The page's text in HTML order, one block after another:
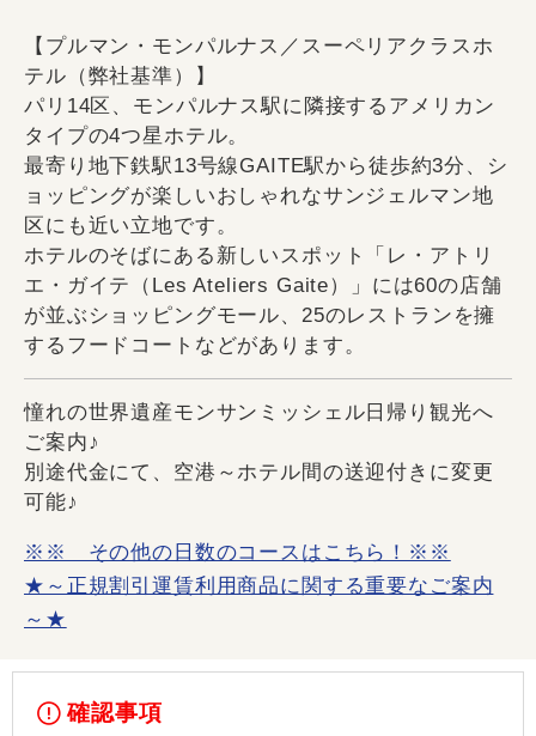
【プルマン・モンパルナス／スーペリアクラスホ
テル（弊社基準）】
パリ14区、モンパルナス駅に隣接するアメリカン
タイプの4つ星ホテル。
最寄り地下鉄駅13号線GAITE駅から徒歩約3分、シ
ョッピングが楽しいおしゃれなサンジェルマン地
区にも近い立地です。
ホテルのそばにある新しいスポット「レ・アトリ
エ・ガイテ（Les Ateliers Gaite）」には60の店舗
が並ぶショッピングモール、25のレストランを擁
するフードコートなどがあります。
憧れの世界遺産モンサンミッシェル日帰り観光へ
ご案内♪
別途代金にて、空港～ホテル間の送迎付きに変更
可能♪
※※ その他の日数のコースはこちら！※※
★～正規割引運賃利用商品に関する重要なご案内
～★
確認事項